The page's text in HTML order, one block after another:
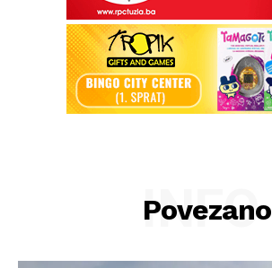
Povezano
INFO